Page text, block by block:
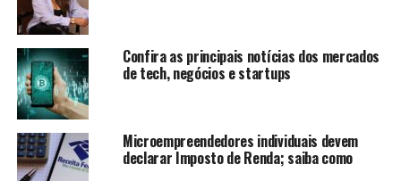
Confira as principais notícias dos mercados
de tech, negócios e startups
Microempreendedores individuais devem
declarar Imposto de Renda; saiba como